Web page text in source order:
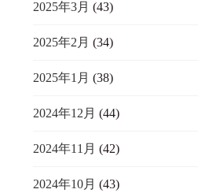
2025年3月 (43)
2025年2月 (34)
2025年1月 (38)
2024年12月 (44)
2024年11月 (42)
2024年10月 (43)